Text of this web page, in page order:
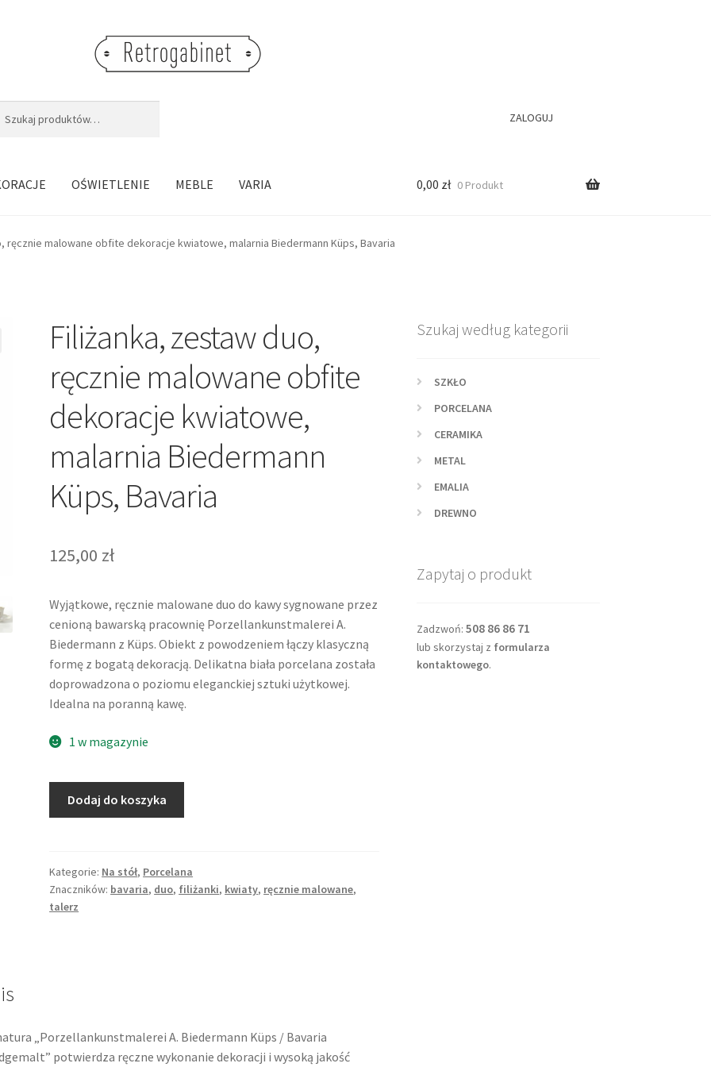
ZALOGUJ
OŚWIETLENIE MEBLE VARIA 0,00 zł 0 Produkt
ręcznie malowane obfite dekoracje kwiatowe, malarnia Biedermann Küps, Bavaria
Filiżanka, zestaw duo,
ręcznie malowane obfite
dekoracje kwiatowe,
malarnia Biedermann
Küps, Bavaria
125,00 zł
Wyjątkowe, ręcznie malowane duo do kawy sygnowane przez
cenioną bawarską pracownię Porzellankunstmalerei A.
Biedermann z Küps. Obiekt z powodzeniem łączy klasyczną
formę z bogatą dekoracją. Delikatna biała porcelana została
doprowadzona o poziomu eleganckiej sztuki użytkowej.
Idealna na poranną kawę.
1 w magazynie
Filiżanka,
ręcznie
malowane
obfite
Bavaria
Dodaj do koszyka
Kategorie: Na stół, Porcelana
Znaczników: bavaria, duo, filiżanki, kwiaty, ręcznie malowane,
talerz
„Porzellankunstmalerei A. Biedermann Küps / Bavaria
potwierdza ręczne wykonanie dekoracji i wysoką jakość
Szukaj według kategorii
SZKŁO
PORCELANA
CERAMIKA
METAL
EMALIA
DREWNO
Zapytaj o produkt
Zadzwoń: 508 86 86 71
lub skorzystaj z formularza
kontaktowego.